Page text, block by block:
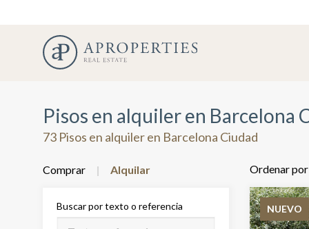
Pisos en alquiler en Barcelona
73 Pisos en alquiler en Barcelona Ciudad
Comprar Alquilar
Buscar por texto o referencia
Ordenar por
NUEVO